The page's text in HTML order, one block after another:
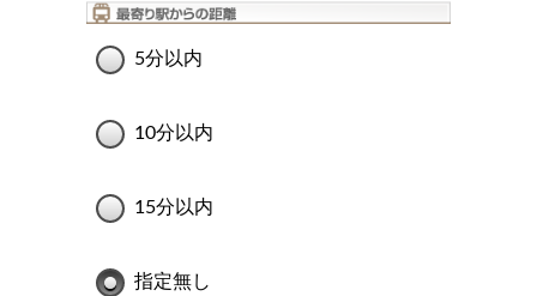
5分以内
10分以内
15分以内
指定無し